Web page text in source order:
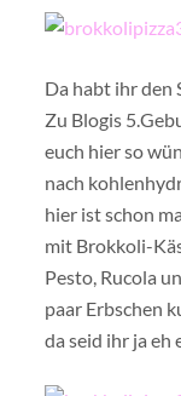
Da habt ihr den
Zu Blogis
euch hier so
nach
hier ist schon
mit Brokkoli-
Pesto, Rucola
paar Erbschen
da seid ihr ja eh